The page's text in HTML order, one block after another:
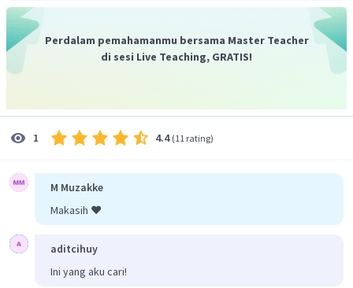
petani gagal panen sehingga produktivitas lahan akan
menurun serta dapat mengancam stabilitas pangan
nasional.
Berdasarkan penjelasan tersebut, jawaban yang tepat
Perdalam pemahamanmu bersama Master Teacher
di sesi Live Teaching, GRATIS!
1 4.4 (11 rating)
M Muzakke
Makasih ❤️
aditcihuy
Ini yang aku cari!